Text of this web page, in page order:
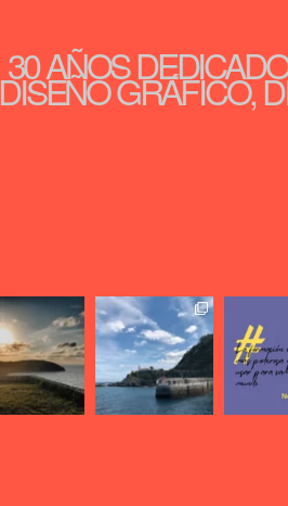
30 AÑOS
DISEÑO GRÁFICO,